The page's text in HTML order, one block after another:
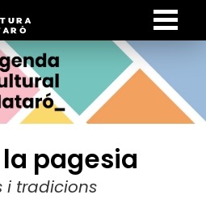
pagesia
i tradicions